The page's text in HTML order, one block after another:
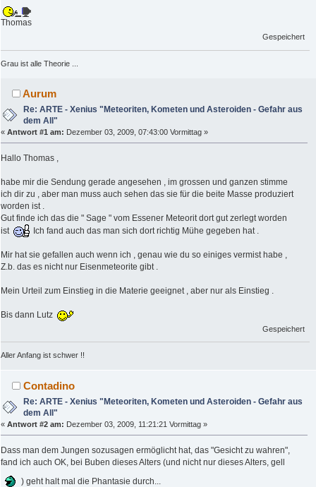
Thomas
Gespeichert
Grau ist alle Theorie ...
Aurum
Re: ARTE - Xenius "Meteoriten, Kometen und Asteroiden - Gefahr aus
dem All"
« Antwort #1 am: Dezember 03, 2009, 07:43:00 Vormittag »
Hallo Thomas ,
habe mir die Sendung gerade angesehen , im grossen und ganzen stimme
ich dir zu , aber man muss auch sehen das sie für die beite Masse produziert
worden ist .
Gut finde ich das die " Sage " vom Essener Meteorit dort gut zerlegt worden
ist
Ich fand auch das man sich dort richtig Mühe gegeben hat .
Mir hat sie gefallen auch wenn ich , genau wie du so einiges vermist habe ,
Z.b. das es nicht nur Eisenmeteorite gibt .
Mein Urteil zum Einstieg in die Materie geeignet , aber nur als Einstieg .
Bis dann Lutz
Gespeichert
Aller Anfang ist schwer !!
Contadino
Re: ARTE - Xenius "Meteoriten, Kometen und Asteroiden - Gefahr aus
dem All"
« Antwort #2 am: Dezember 03, 2009, 11:21:21 Vormittag »
Dass man dem Jungen sozusagen ermöglicht hat, das "Gesicht zu wahren",
fand ich auch OK, bei Buben dieses Alters (und nicht nur dieses Alters, gell
) geht halt mal die Phantasie durch...